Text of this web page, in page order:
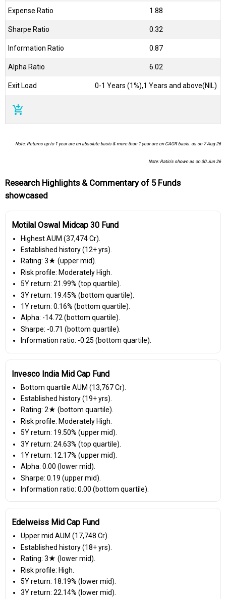
Expense Ratio 1.88
Sharpe Ratio 0.32
Information Ratio 0.87
Alpha Ratio 6.02
Exit Load 0-1 Years (1%),1 Years and above(NIL)
add_shopping_cart
Note: Returns up to 1 year are on absolute basis & more than 1 year are on CAGR basis. as on 7 Aug 26
Note: Ratio's shown as on 30 Jun 26
Research Highlights & Commentary of 5 Funds
showcased
Motilal Oswal Midcap 30 Fund
Highest AUM (₹37,474 Cr).
Established history (12+ yrs).
Rating: 3★ (upper mid).
Risk profile: Moderately High.
5Y return: 21.99% (top quartile).
3Y return: 19.45% (bottom quartile).
1Y return: 0.16% (bottom quartile).
Alpha: -14.72 (bottom quartile).
Sharpe: -0.71 (bottom quartile).
Information ratio: -0.25 (bottom quartile).
Invesco India Mid Cap Fund
Bottom quartile AUM (₹13,767 Cr).
Established history (19+ yrs).
Rating: 2★ (bottom quartile).
Risk profile: Moderately High.
5Y return: 19.50% (upper mid).
3Y return: 24.63% (top quartile).
1Y return: 12.17% (upper mid).
Alpha: 0.00 (lower mid).
Sharpe: 0.19 (upper mid).
Information ratio: 0.00 (bottom quartile).
Edelweiss Mid Cap Fund
Upper mid AUM (₹17,748 Cr).
Established history (18+ yrs).
Rating: 3★ (lower mid).
Risk profile: High.
5Y return: 18.19% (lower mid).
3Y return: 22.14% (lower mid).